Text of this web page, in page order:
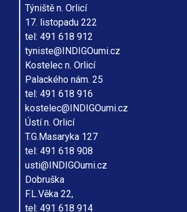
Týniště n. Orlicí
17. listopadu 222
tel: 491 618 912
tyniste@INDIGOumi.cz
Kostelec n. Orlicí
Palackého nám. 25
tel: 491 618 916
kostelec@INDIGOumi.cz
Ústí n. Orlicí
T.G.Masaryka 127
tel: 491 618 908
usti@INDIGOumi.cz
Dobruška
F.L.Věka 22,
tel: 491 618 914